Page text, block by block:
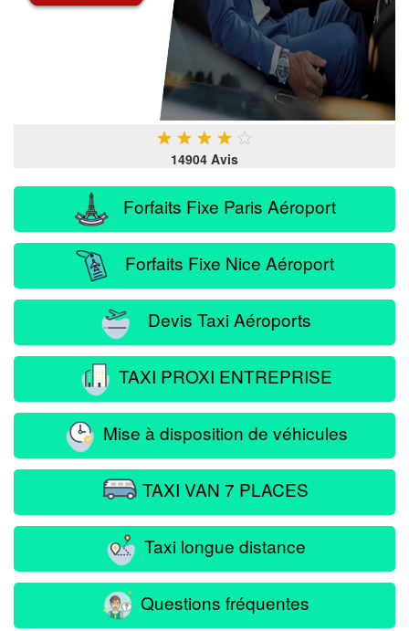
★ ★ ★ ★ ★
14904 Avis
Forfaits Fixe Paris Aéroport
Forfaits Fixe Nice Aéroport
Devis Taxi Aéroports
TAXI PROXI ENTREPRISE
Mise à disposition de véhicules
TAXI VAN 7 PLACES
Taxi longue distance
Questions fréquentes